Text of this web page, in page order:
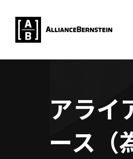
アライ
ース（